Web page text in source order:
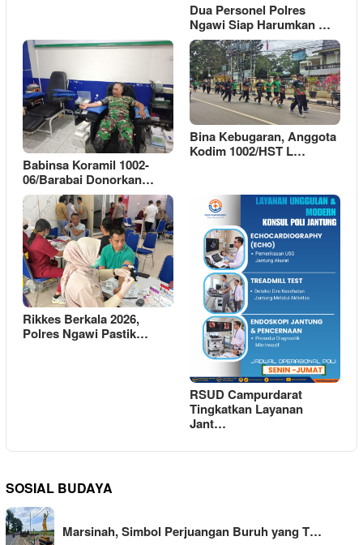
Dua Personel Polres
Ngawi Siap Harumkan …
Babinsa Koramil 1002-
06/Barabai Donorkan…
Bina Kebugaran, Anggota
Kodim 1002/HST L…
Rikkes Berkala 2026,
Polres Ngawi Pastik…
RSUD Campurdarat
Tingkatkan Layanan
Jant…
SOSIAL BUDAYA
Marsinah, Simbol Perjuangan Buruh yang T…